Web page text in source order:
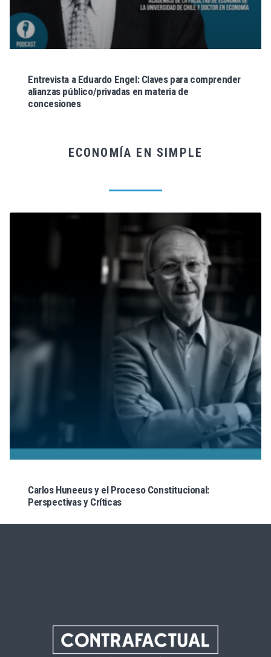
Entrevista a Eduardo Engel: Claves para comprender
alianzas público/privadas en materia de
concesiones
ECONOMÍA EN SIMPLE
Carlos Huneeus y el Proceso Constitucional:
Perspectivas y Críticas